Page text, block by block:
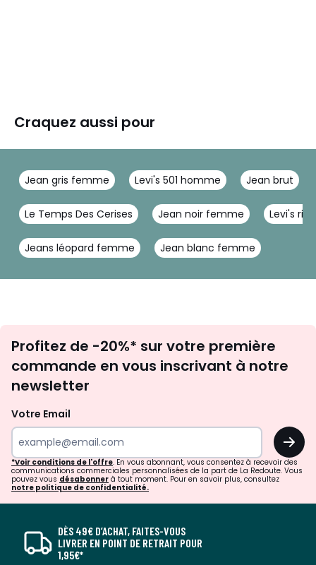
Craquez aussi pour
Jean gris femme Levi's 501 homme Jean brut
Le Temps Des Cerises Jean noir femme Levi's
Jeans léopard femme Jean blanc femme
newsletter
Profitez de -20%* sur votre première
commande en vous inscrivant à notre
newsletter
Votre Email
OK
*Voir conditions de l'offre. En vous abonnant, vous consentez à recevoir des
communications commerciales personnalisées de la part de La Redoute. Vous
pouvez vous désabonner à tout moment. Pour en savoir plus, consultez
notre politique de confidentialité.
DÈS 49€ D’ACHAT, FAITES-VOUS
LIVRER EN POINT DE RETRAIT POUR
1,95€*